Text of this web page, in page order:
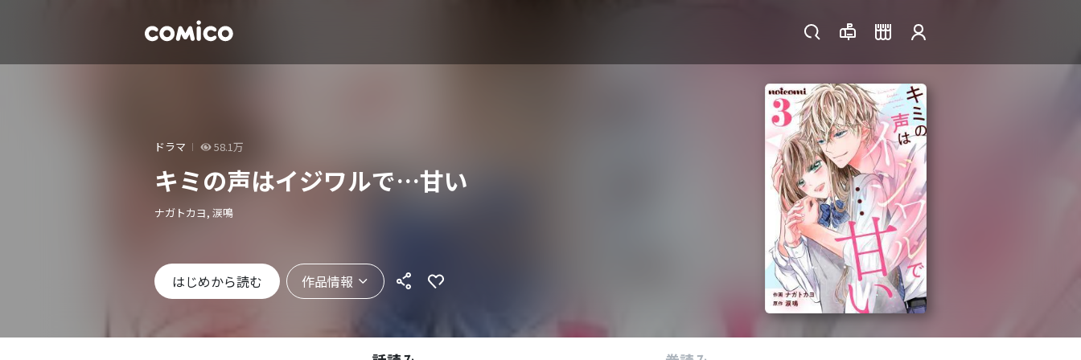
ドラマ 58.1万
キミの声はイジワルで…甘い
ナガトカヨ, 涙鳴
はじめから読む 作品情報